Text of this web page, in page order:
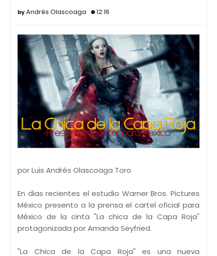
Andrés Olascoaga 12:16
por Luis Andrés Olascoaga Toro
En dias recientes el estudio Warner Bros. Pictures
México presento a la prensa el cartel oficial para
México de la cinta "La chica de la Capa Roja"
protagonizada por Amanda Seyfried.
"La Chica de la Capa Roja" es una nueva